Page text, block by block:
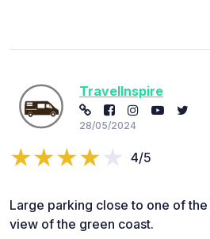
TravelInspire
28/05/2024
4/5
Large parking close to one of
view of the green coast.